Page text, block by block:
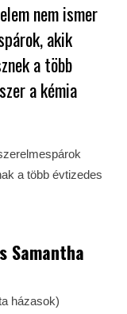
nem ismer
akik
a több
a kémia
a több évtizedes
Samantha
házasok)